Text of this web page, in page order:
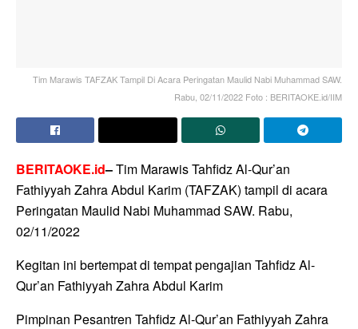
Tim Marawis TAFZAK Tampil Di Acara Peringatan Maulid Nabi Muhammad SAW.
Rabu, 02/11/2022 Foto : BERITAOKE.id/IIM
BERITAOKE.id–Tim Marawis Tahfidz Al-Qur’an
Fathiyyah Zahra Abdul Karim (TAFZAK) tampil di acara
Peringatan Maulid Nabi Muhammad SAW. Rabu,
02/11/2022
Kegitan ini bertempat di tempat pengajian Tahfidz Al-
Qur’an Fathiyyah Zahra Abdul Karim
Pimpinan Pesantren Tahfidz Al-Qur’an Fathiyyah Zahra